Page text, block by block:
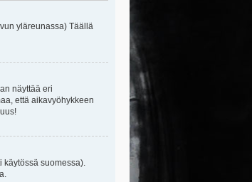
yläreunassa) Täällä
näyttää eri
että aikavyöhykkeen
käytössä suomessa).